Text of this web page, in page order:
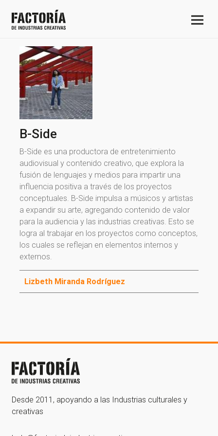
¡Gracias por suscribirte a
B-Side
B-Side es una productora de entretenimiento
audiovisual y contenido creativo, que explora la
fusión de lenguajes y medios para impartir una
influencia positiva a través de los proyectos
conceptuales. B-Side impulsa a músicos y artistas
a expandir su arte, agregando contenido de valor
para la audiencia y las industrias creativas. Esto se
logra al trabajar en los proyectos como conceptos,
los cuales se reflejan en elementos internos y
externos.
Lizbeth Miranda Rodríguez
Desde 2011, apoyando a las Industrias culturales y
creativas